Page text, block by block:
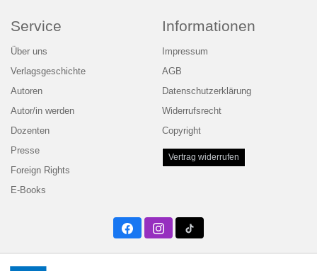
Service
Über uns
Verlagsgeschichte
Autoren
Autor/in werden
Dozenten
Presse
Foreign Rights
E-Books
Informationen
Impressum
AGB
Datenschutzerklärung
Widerrufsrecht
Copyright
Vertrag widerrufen
FacebookInstagramTwitter